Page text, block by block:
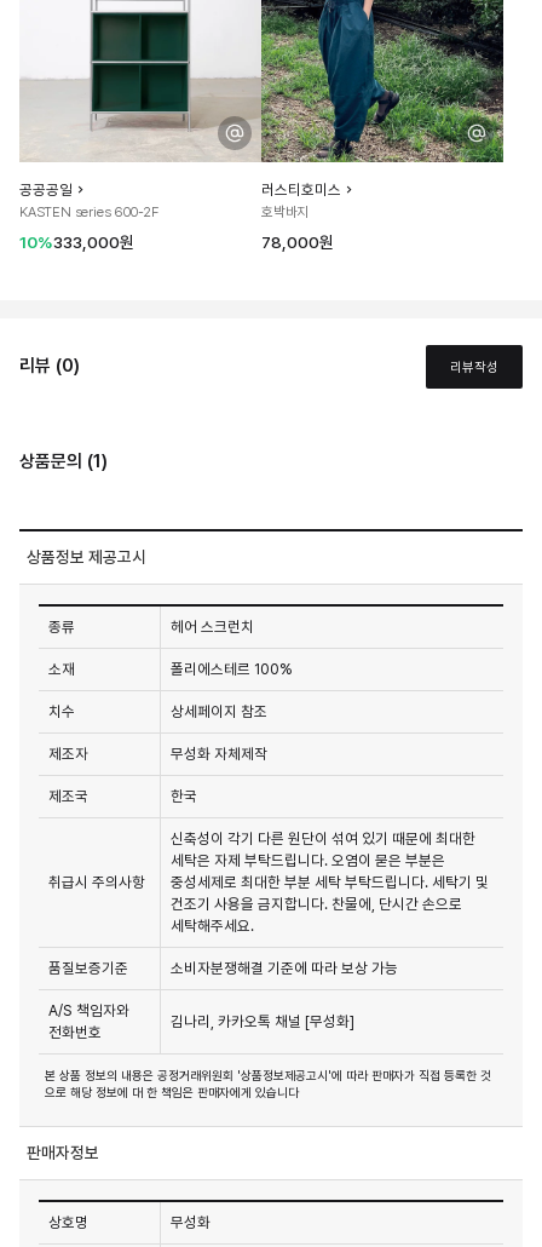
공공공일
KASTEN series 600-2F
10%333,000원
러스티호미스
호박바지
78,000원
리뷰 (0) 리뷰작성
상품문의 (1)
상품정보 제공고시
종류 헤어 스크런치
소재 폴리에스테르 100%
치수 상세페이지 참조
제조자 무성화 자체제작
제조국 한국
취급시 주의사항
신축성이 각기 다른 원단이 섞여 있기 때문에 최대한
세탁은 자제 부탁드립니다. 오염이 묻은 부분은
중성세제로 최대한 부분 세탁 부탁드립니다. 세탁기 및
건조기 사용을 금지합니다. 찬물에, 단시간 손으로
세탁해주세요.
품질보증기준 소비자분쟁해결 기준에 따라 보상 가능
A/S 책임자와
전화번호
김나리, 카카오톡 채널 [무성화]
본 상품 정보의 내용은 공정거래위원회 '상품정보제공고시'에 따라 판매자가 직접 등록한 것
으로 해당 정보에 대 한 책임은 판매자에게 있습니다
판매자정보
상호명 무성화